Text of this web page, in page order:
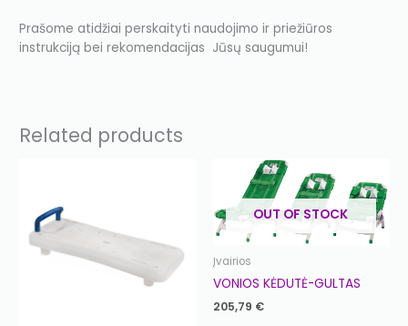
Prašome atidžiai perskaityti naudojimo ir priežiūros
instrukciją bei rekomendacijas Jūsų saugumui!
Related products
OUT OF STOCK
Įvairios
VONIOS KĖDUTĖ-GULTAS
205,79 €